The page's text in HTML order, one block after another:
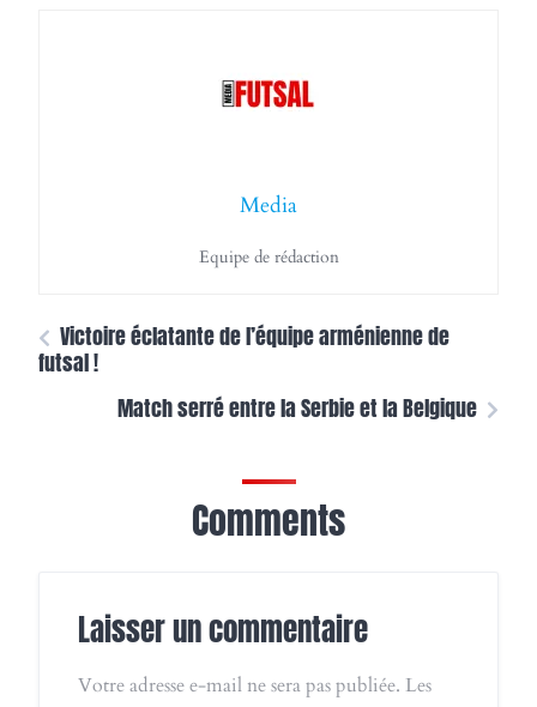
Media
Equipe de rédaction
Victoire éclatante de l’équipe arménienne de
futsal !
Match serré entre la Serbie et la Belgique
Comments
Laisser un commentaire
Votre adresse e-mail ne sera pas publiée. Les